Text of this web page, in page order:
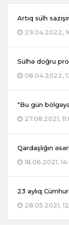
Artıq sülh
29.04.2022,
Sülhə doğru
08.04.2022,
"Bu gün
27.08.2021,
Qardaşlığın
18.06.2021,
23 aylıq
28.05.2021,